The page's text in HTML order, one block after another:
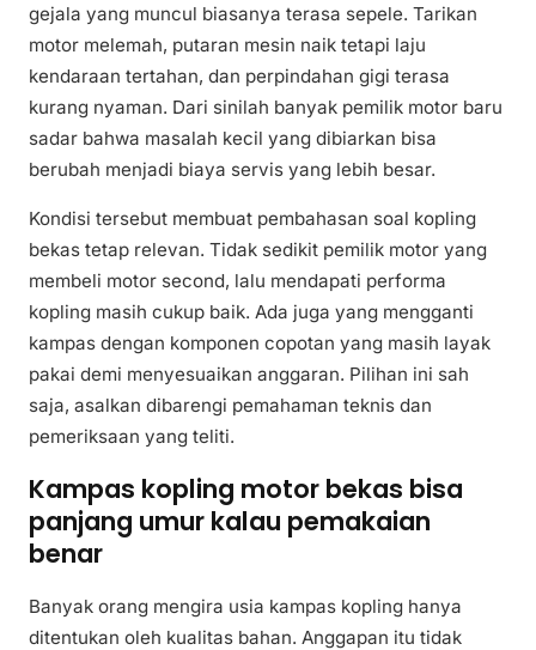
gejala yang muncul biasanya terasa sepele. Tarikan
motor melemah, putaran mesin naik tetapi laju
kendaraan tertahan, dan perpindahan gigi terasa
kurang nyaman. Dari sinilah banyak pemilik motor baru
sadar bahwa masalah kecil yang dibiarkan bisa
berubah menjadi biaya servis yang lebih besar.
Kondisi tersebut membuat pembahasan soal kopling
bekas tetap relevan. Tidak sedikit pemilik motor yang
membeli motor second, lalu mendapati performa
kopling masih cukup baik. Ada juga yang mengganti
kampas dengan komponen copotan yang masih layak
pakai demi menyesuaikan anggaran. Pilihan ini sah
saja, asalkan dibarengi pemahaman teknis dan
pemeriksaan yang teliti.
Kampas kopling motor bekas bisa
panjang umur kalau pemakaian
benar
Banyak orang mengira usia kampas kopling hanya
ditentukan oleh kualitas bahan. Anggapan itu tidak